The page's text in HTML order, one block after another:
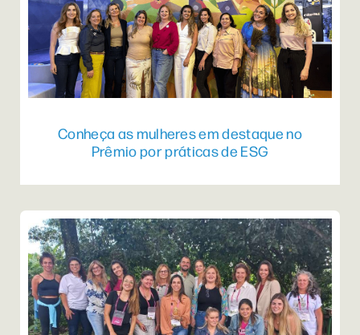
Conheça as mulheres em destaque no
Prêmio por práticas de ESG